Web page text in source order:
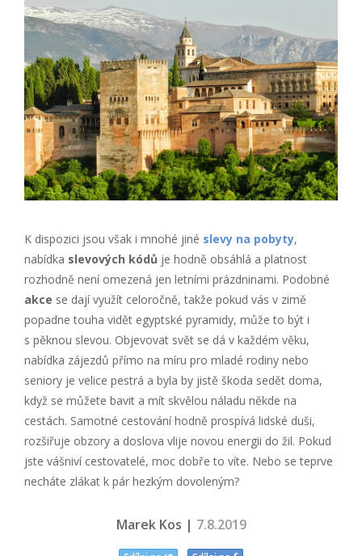
K dispozici jsou však i mnohé jiné slevy na pobyty,
nabídka slevových kódů je hodně obsáhlá a platnost
rozhodně není omezená jen letními prázdninami. Podobné
akce se dají využít celoročně, takže pokud vás v zimě
popadne touha vidět egyptské pyramidy, může to být i
s pěknou slevou. Objevovat svět se dá v každém věku,
nabídka zájezdů přímo na míru pro mladé rodiny nebo
seniory je velice pestrá a byla by jistě škoda sedět doma,
když se můžete bavit a mít skvělou náladu někde na
cestách. Samotné cestování hodně prospívá lidské duši,
rozšiřuje obzory a doslova vlije novou energii do žil. Pokud
jste vášniví cestovatelé, moc dobře to víte. Nebo se teprve
necháte zlákat k pár hezkým dovoleným?
Marek Kos | 7.8.2019